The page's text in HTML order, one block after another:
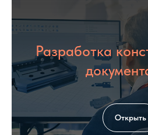
Разработка
Открыть
КОНТАКТЫ